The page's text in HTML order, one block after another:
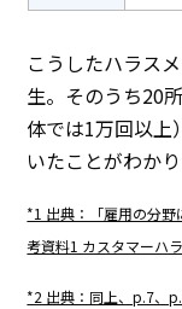
こうしたハラス
生。そのうち20
体では1万回以上
いたことがわかり
*1 出典：「雇用の分
考資料1 カスタマーハ
*2 出典：同上、p.7、